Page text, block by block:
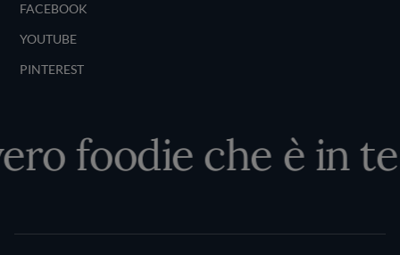
FACEBOOK
YOUTUBE
PINTEREST
foodie che è in te